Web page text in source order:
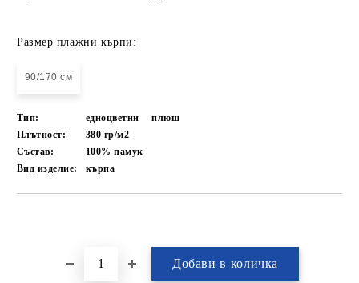
Размер плажни кърпи:
90/170 cм
Тип: едноцветни
плюш
Плътност:
380 гр/м2
Състав:
100% памук
Вид изделие:
кърпа